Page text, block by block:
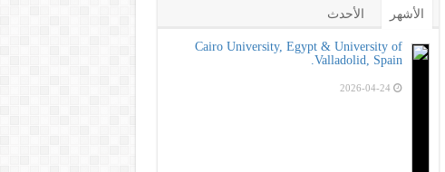
الأشهر الأحدث
Cairo University, Egypt & University of
Valladolid, Spain.
2026-04-24